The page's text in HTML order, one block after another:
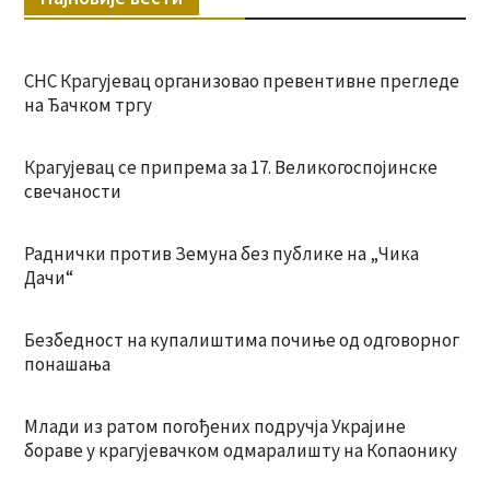
СНС Крагујевац организовао превентивне прегледе
на Ђачком тргу
Крагујевац се припрема за 17. Великогоспојинске
свечаности
Раднички против Земуна без публике на „Чика
Дачи“
Безбедност на купалиштима почиње од одговорног
понашања
Млади из ратом погођених подручја Украјине
бораве у крагујевачком одмаралишту на Копаонику